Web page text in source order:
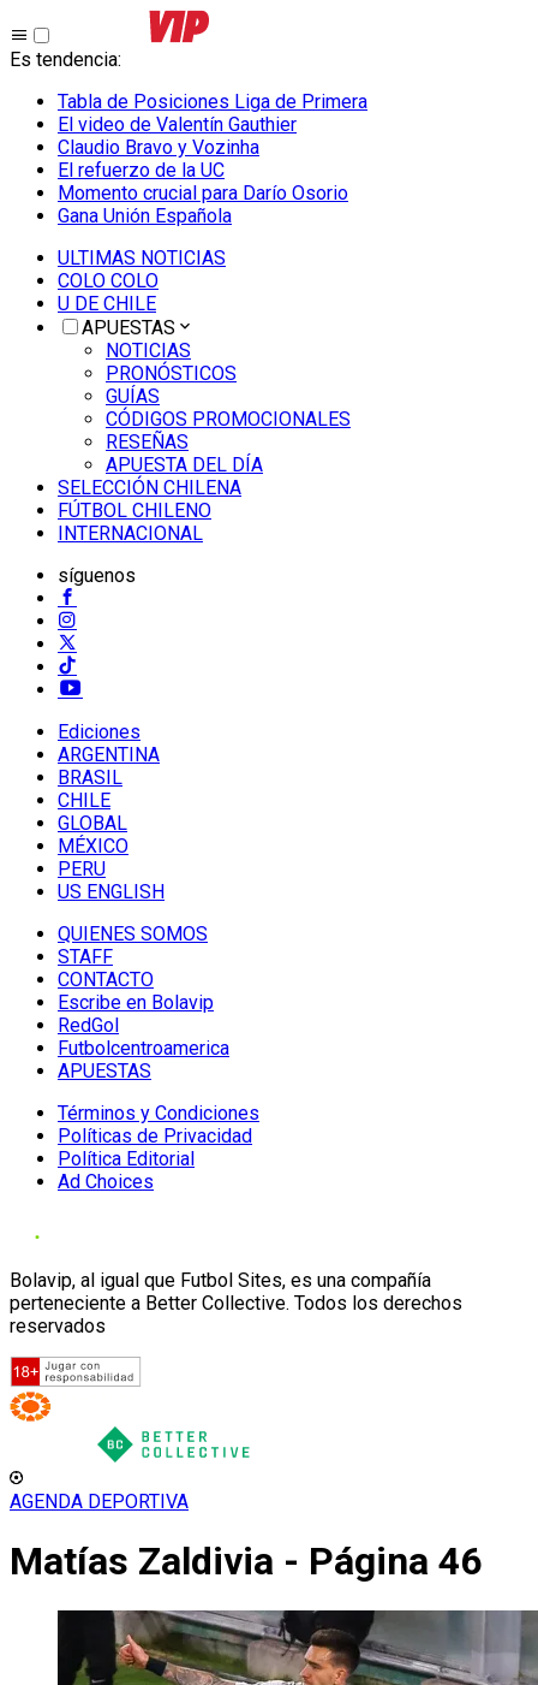
Es tendencia:
Tabla de Posiciones Liga de Primera
El video de Valentín Gauthier
Claudio Bravo y Vozinha
El refuerzo de la UC
Momento crucial para Darío Osorio
Gana Unión Española
ULTIMAS NOTICIAS
COLO COLO
U DE CHILE
APUESTAS
NOTICIAS
PRONÓSTICOS
GUÍAS
CÓDIGOS PROMOCIONALES
RESEÑAS
APUESTA DEL DÍA
SELECCIÓN CHILENA
FÚTBOL CHILENO
INTERNACIONAL
síguenos
Ediciones
ARGENTINA
BRASIL
CHILE
GLOBAL
MÉXICO
PERU
US ENGLISH
QUIENES SOMOS
STAFF
CONTACTO
Escribe en Bolavip
RedGol
Futbolcentroamerica
APUESTAS
Términos y Condiciones
Políticas de Privacidad
Política Editorial
Ad Choices
Bolavip, al igual que Futbol Sites, es una compañía
perteneciente a Better Collective. Todos los derechos
reservados
AGENDA DEPORTIVA
Matías Zaldivia - Página 46